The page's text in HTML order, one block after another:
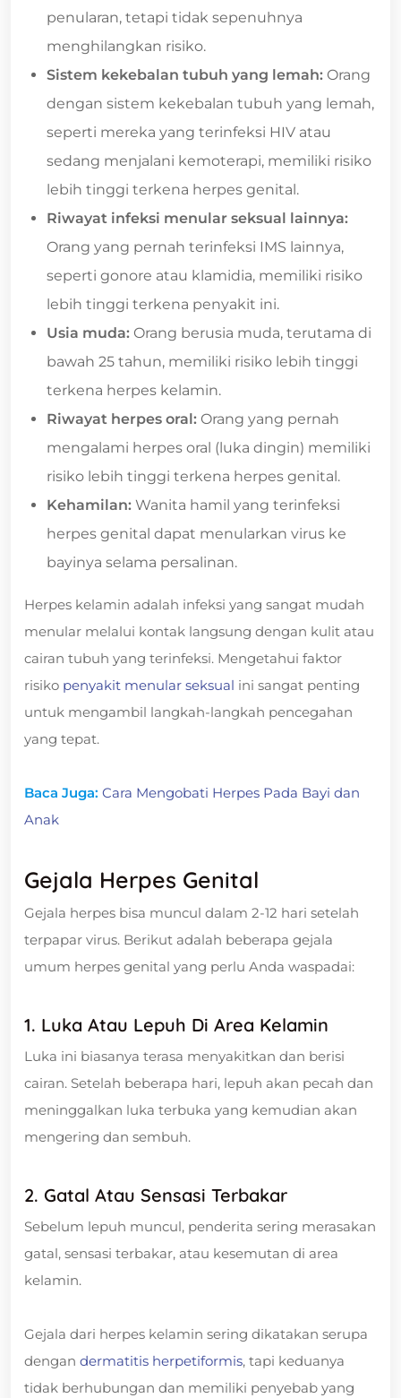
penularan, tetapi tidak sepenuhnya
menghilangkan risiko.
Sistem kekebalan tubuh yang lemah: Orang
dengan sistem kekebalan tubuh yang lemah,
seperti mereka yang terinfeksi HIV atau
sedang menjalani kemoterapi, memiliki risiko
lebih tinggi terkena herpes genital.
Riwayat infeksi menular seksual lainnya:
Orang yang pernah terinfeksi IMS lainnya,
seperti gonore atau klamidia, memiliki risiko
lebih tinggi terkena penyakit ini.
Usia muda: Orang berusia muda, terutama di
bawah 25 tahun, memiliki risiko lebih tinggi
terkena herpes kelamin.
Riwayat herpes oral: Orang yang pernah
mengalami herpes oral (luka dingin) memiliki
risiko lebih tinggi terkena herpes genital.
Kehamilan: Wanita hamil yang terinfeksi
herpes genital dapat menularkan virus ke
bayinya selama persalinan.
Herpes kelamin adalah infeksi yang sangat mudah
menular melalui kontak langsung dengan kulit atau
cairan tubuh yang terinfeksi. Mengetahui faktor
risiko penyakit menular seksual ini sangat penting
untuk mengambil langkah-langkah pencegahan
yang tepat.
Baca Juga: Cara Mengobati Herpes Pada Bayi dan
Anak
Gejala Herpes Genital
Gejala herpes bisa muncul dalam 2-12 hari setelah
terpapar virus. Berikut adalah beberapa gejala
umum herpes genital yang perlu Anda waspadai:
1. Luka Atau Lepuh Di Area Kelamin
Luka ini biasanya terasa menyakitkan dan berisi
cairan. Setelah beberapa hari, lepuh akan pecah dan
meninggalkan luka terbuka yang kemudian akan
mengering dan sembuh.
2. Gatal Atau Sensasi Terbakar
Sebelum lepuh muncul, penderita sering merasakan
gatal, sensasi terbakar, atau kesemutan di area
kelamin.
Gejala dari herpes kelamin sering dikatakan serupa
dengan dermatitis herpetiformis, tapi keduanya
tidak berhubungan dan memiliki penyebab yang